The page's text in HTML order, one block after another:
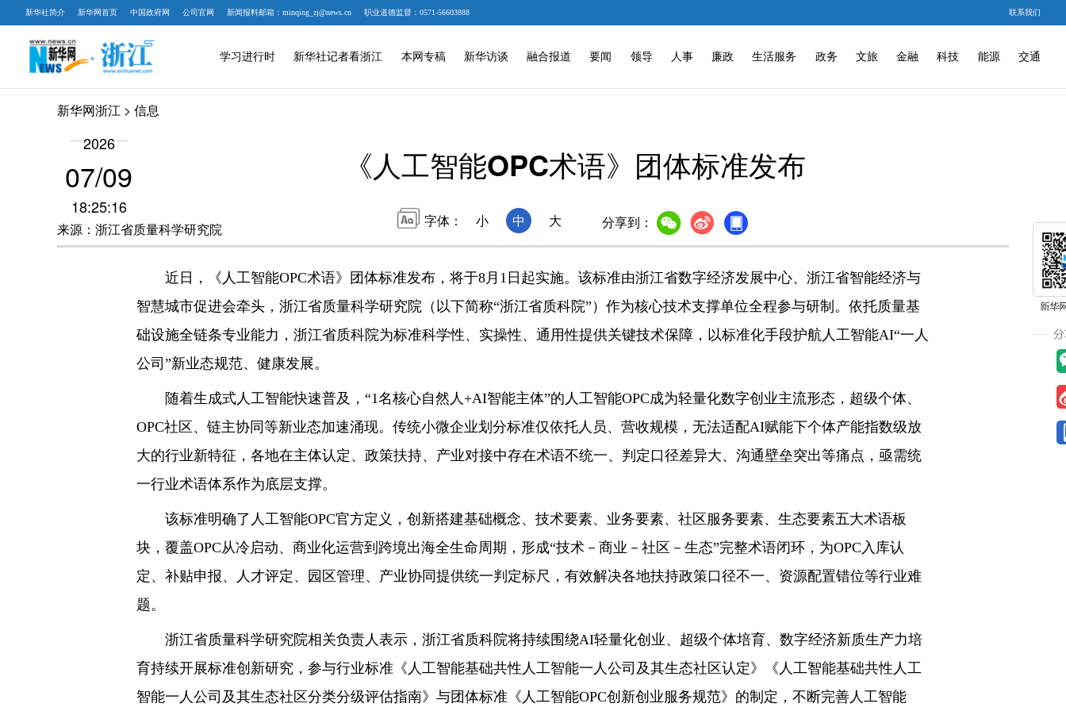
新华社简介 新华网首页 中国政府网 公司官网 新闻报料邮箱：minqing_zj@news.cn 职业道德监督：0571-56603888 联系我们
学习进行时 新华社记者看浙江 本网专稿 新华访谈 融合报道 要闻 领导 人事 廉政 生活服务 政务 文旅 金融 科技 能源 交通
新华网浙江 > 信息
2026
07/09
18:25:16
来源：浙江省质量科学研究院
《人工智能OPC术语》团体标准发布
字体： 小 中 大 分享到：
近日，《人工智能OPC术语》团体标准发布，将于8月1日起实施。该标准由浙江省数字经济发展中心、浙江省智能经济与
智慧城市促进会牵头，浙江省质量科学研究院（以下简称“浙江省质科院”）作为核心技术支撑单位全程参与研制。依托质量基
础设施全链条专业能力，浙江省质科院为标准科学性、实操性、通用性提供关键技术保障，以标准化手段护航人工智能AI“一人
公司”新业态规范、健康发展。
随着生成式人工智能快速普及，“1名核心自然人+AI智能主体”的人工智能OPC成为轻量化数字创业主流形态，超级个体、
OPC社区、链主协同等新业态加速涌现。传统小微企业划分标准仅依托人员、营收规模，无法适配AI赋能下个体产能指数级放
大的行业新特征，各地在主体认定、政策扶持、产业对接中存在术语不统一、判定口径差异大、沟通壁垒突出等痛点，亟需统
一行业术语体系作为底层支撑。
该标准明确了人工智能OPC官方定义，创新搭建基础概念、技术要素、业务要素、社区服务要素、生态要素五大术语板
块，覆盖OPC从冷启动、商业化运营到跨境出海全生命周期，形成“技术－商业－社区－生态”完整术语闭环，为OPC入库认
定、补贴申报、人才评定、园区管理、产业协同提供统一判定标尺，有效解决各地扶持政策口径不一、资源配置错位等行业难
题。
浙江省质量科学研究院相关负责人表示，浙江省质科院将持续围绕AI轻量化创业、超级个体培育、数字经济新质生产力培
育持续开展标准创新研究，参与行业标准《人工智能基础共性人工智能一人公司及其生态社区认定》《人工智能基础共性人工
智能一人公司及其生态社区分类分级评估指南》与团体标准《人工智能OPC创新创业服务规范》的制定，不断完善人工智能